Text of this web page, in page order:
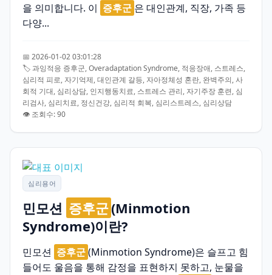
을 의미합니다. 이 증후군 은 대인관계, 직장, 가족 등
다양...
📅 2026-01-02 03:01:28
🏷️ 과잉적응 증후군, Overadaptation Syndrome, 적응장애, 스트레스,
심리적 피로, 자기억제, 대인관계 갈등, 자아정체성 혼란, 완벽주의, 사
회적 기대, 심리상담, 인지행동치료, 스트레스 관리, 자기주장 훈련, 심
리검사, 심리치료, 정신건강, 심리적 회복, 심리스트레스, 심리상담
👁️ 조회수: 90
심리용어
민모션 증후군(Minmotion
Syndrome)이란?
민모션 증후군(Minmotion Syndrome)은 슬프고 힘
들어도 울음을 통해 감정을 표현하지 못하고, 눈물을